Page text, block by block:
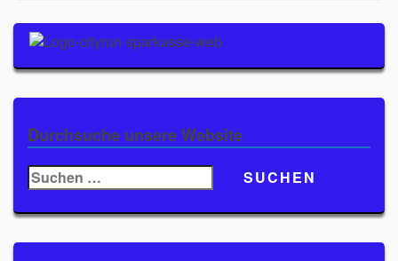
Durchsuche unsere Website
Suchen
nach: